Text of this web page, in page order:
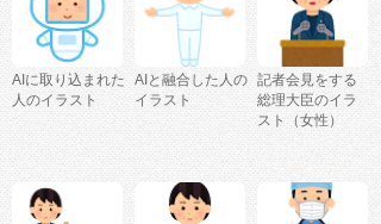
AIに取り込まれた
人のイラスト
AIと融合した人の
イラスト
記者会見をする
総理大臣のイラ
スト（女性）